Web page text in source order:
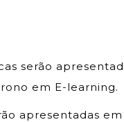
serão
em E-learning.
apresentadas